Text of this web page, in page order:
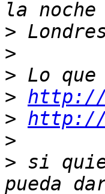
>
>
>
> http://
> http://
>
> si